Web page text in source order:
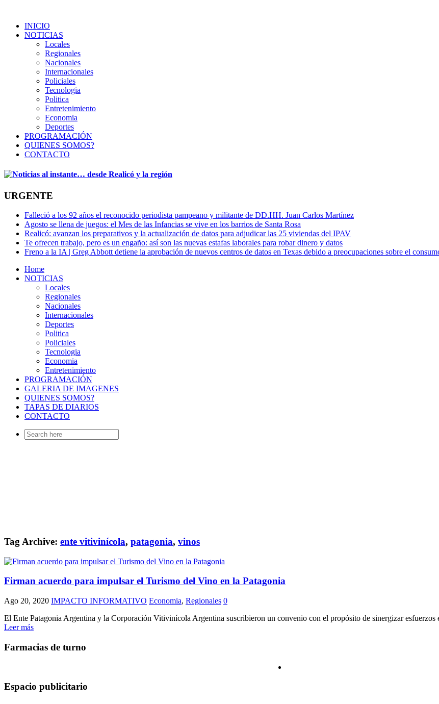
INICIO
NOTICIAS
Locales
Regionales
Nacionales
Internacionales
Policiales
Tecnologia
Politica
Entretenimiento
Economia
Deportes
PROGRAMACIÓN
QUIENES SOMOS?
CONTACTO
URGENTE
Falleció a los 92 años el reconocido periodista pampeano y militante de DD.HH. Juan Carlos Martínez
Agosto se llena de juegos: el Mes de las Infancias se vive en los barrios de Santa Rosa
Realicó: avanzan los preparativos y la actualización de datos para adjudicar las 25 viviendas del IPAV
Te ofrecen trabajo, pero es un engaño: así son las nuevas estafas laborales para robar dinero y datos
Freno a la IA | Greg Abbott detiene la aprobación de nuevos centros de datos en Texas debido a preocupaciones sobre el
Home
NOTICIAS
Locales
Regionales
Nacionales
Internacionales
Deportes
Politica
Policiales
Tecnologia
Economia
Entretenimiento
PROGRAMACIÓN
GALERIA DE IMAGENES
QUIENES SOMOS?
TAPAS DE DIARIOS
CONTACTO
Search
for:
Tag Archive: ente vitivinícola, patagonia, vinos
Firman acuerdo para impulsar el Turismo del Vino en la Patagonia
Ago 20, 2020 IMPACTO INFORMATIVO Economia, Regionales 0
El Ente Patagonia Argentina y la Corporación Vitivinícola Argentina suscribieron un convenio con el propósito de sinergizar
Leer más
Farmacias de turno
Espacio publicitario